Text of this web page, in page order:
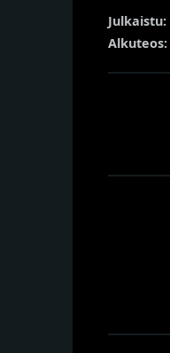
Julkaistu:
Alkuteos: